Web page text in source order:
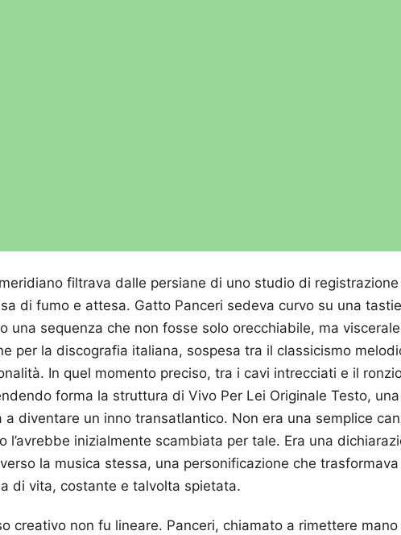
filtrava dalle persiane di uno studio di
di fumo e attesa. Gatto Panceri sedeva curvo su una
una sequenza che non fosse solo orecchiabile, ma
per la discografia italiana, sospesa tra il classicismo
In quel momento preciso, tra i cavi intrecciati e il
forma la struttura di Vivo Per Lei Originale Testo,
a diventare un inno transatlantico. Non era una semplice
l’avrebbe inizialmente scambiata per tale. Era una
la musica stessa, una personificazione che
di vita, costante e talvolta spietata.
creativo non fu lineare. Panceri, chiamato a rimettere